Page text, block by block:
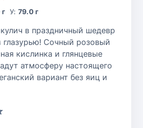
У: 79.0 г
в праздничный шедевр
глазурью! Сочный розовый
кислинка и глянцевые
атмосферу настоящего
вариант без яиц и